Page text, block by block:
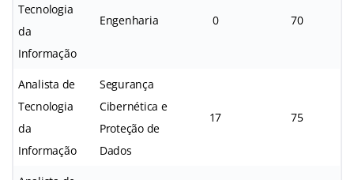
Tecnologia
da
Informação
Engenharia 0 70
Analista de
Tecnologia
da
Informação
Segurança
Cibernética e
Proteção de
Dados
17 75